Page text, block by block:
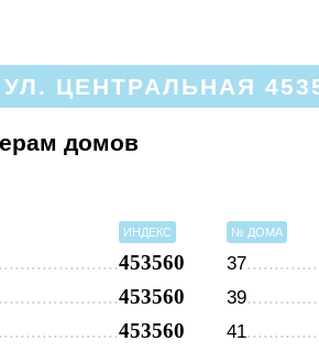
ЦЕНТРАЛЬНАЯ
домов
ИНДЕКС
453560
453560
453560
№ ДОМА
37
39
41